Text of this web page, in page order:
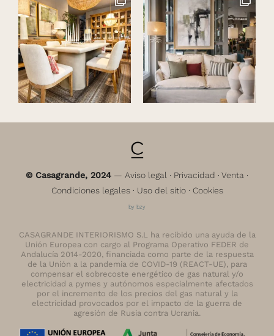
© Casagrande, 2024 — Aviso legal · Privacidad · Venta ·
Condiciones legales· Uso del sitio· Cookies
by bzy
CASAGRANDE INTERIORISMO S.L ha recibido una ayuda de la
Unión Europea con cargo al Programa Operativo FEDER de
Andalucía 2014-2020, financiada como parte de la respuesta
de la Unión a la pandemia de COVID-19 (REACT-UE), para
compensar el sobrecoste energético de gas natural y/o
electricidad a pymes y autónomos especialmente afectados
por el incremento de los precios del gas natural y la
electricidad provocados por el impacto de la guerra de
agresión de Rusia contra Ucrania.